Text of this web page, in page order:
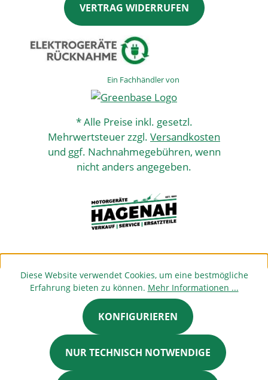
VERTRAG WIDERRUFEN
Ein Fachhändler von
* Alle Preise inkl. gesetzl.
Mehrwertsteuer zzgl. Versandkosten
und ggf. Nachnahmegebühren, wenn
nicht anders angegeben.
Diese Website verwendet Cookies, um eine bestmögliche
Erfahrung bieten zu können. Mehr Informationen ...
NUR TECHNISCH NOTWENDIGE
KONFIGURIEREN